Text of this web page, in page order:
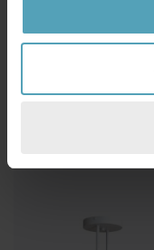
Halo Ø60 plafond